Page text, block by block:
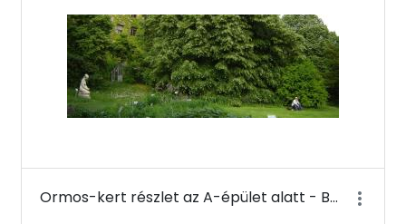
Ormos-kert részlet az A-épület alatt - Budai Arborétum